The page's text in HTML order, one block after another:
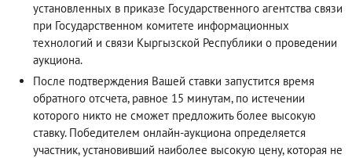
установленных в приказе Государственного агентства связи
при Государственном комитете информационных
технологий и связи Кыргызской Республики о проведении
аукциона.
После подтверждения Вашей ставки запустится время
обратного отсчета, равное 15 минутам, по истечении
которого никто не сможет предложить более высокую
ставку. Победителем онлайн-аукциона определяется
участник, установивший наиболее высокую цену, которая не